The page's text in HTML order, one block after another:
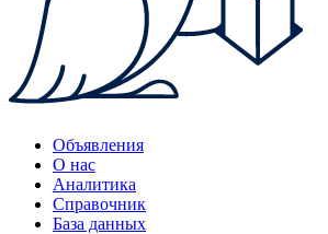
Объявления
О нас
Аналитика
Справочник
База данных